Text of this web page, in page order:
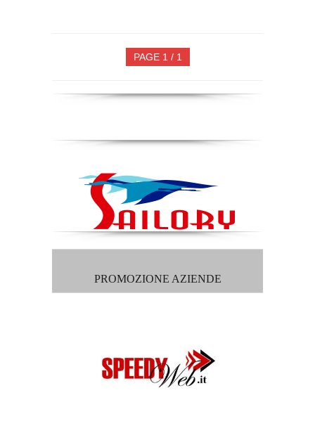
PAGE 1 / 1
PROMOZIONE AZIENDE